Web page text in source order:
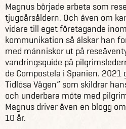
Magnus började arbeta som
tjugoårsåldern. Och även om
vidare till eget företagande
kommunikation så älskar han
med människor ut på
vandringsguide på
de Compostela i Spanien. 2021
Tidlösa Vägen” som skildrar
och underbara möte med
Magnus driver även en blogg
10 år.